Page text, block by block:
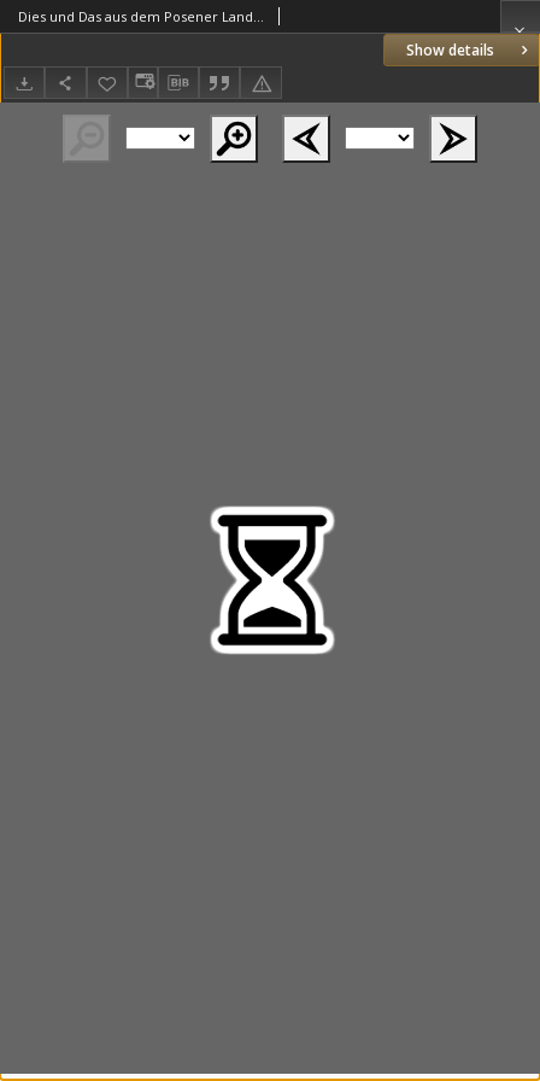
Show details
Dies und Das aus dem Posener Lande: Beilage zu den Monatsblättern "Aus dem Posener Lande" 1912 Juli